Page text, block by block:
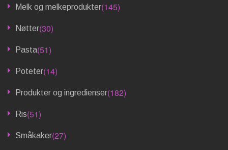
Melk og melkeprodukter(145)
Nøtter(30)
Pasta(51)
Poteter(14)
Produkter og ingredienser(182)
Ris(51)
Småkaker(27)